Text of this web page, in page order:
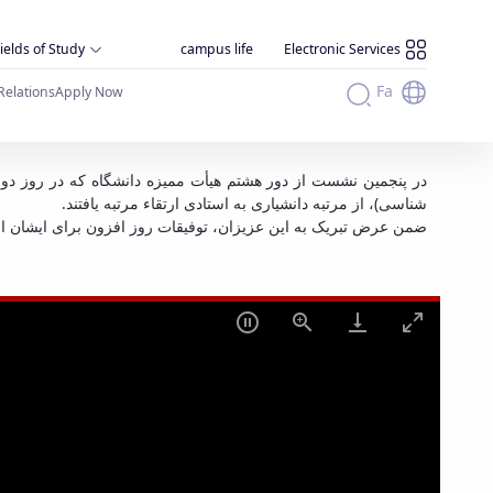
of Study campus life Electronic Services
Apply Now Fa
شناسی)، از مرتبه دانشیاری به استادی ارتقاء مرتبه یافتند.
ضمن عرض تبریک به این عزیزان، توفیقات روز افزون برای ایشان